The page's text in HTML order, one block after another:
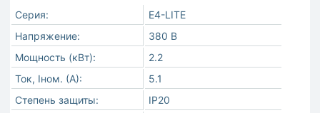
Серия:
Е4-LITE
Напряжение:
380 В
Мощность (кВт):
2.2
Ток, Iном. (А):
5.1
Степень защиты:
IP20